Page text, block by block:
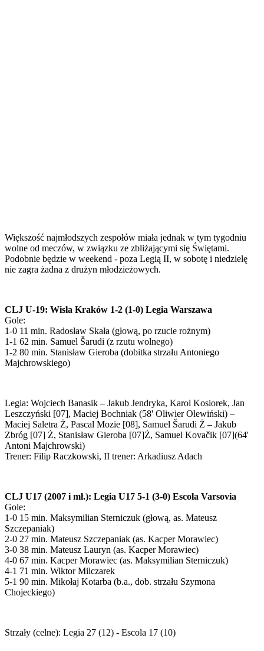
Większość najmłodszych zespołów miała jednak w tym tygodniu
wolne od meczów, w związku ze zbliżającymi się Świętami.
Podobnie będzie w weekend - poza Legią II, w sobotę i niedzielę
nie zagra żadna z drużyn młodzieżowych.
CLJ U-19: Wisła Kraków 1-2 (1-0) Legia Warszawa
Gole:
1-0 11 min. Radosław Skała (głową, po rzucie rożnym)
1-1 62 min. Samuel Šarudi (z rzutu wolnego)
1-2 80 min. Stanisław Gieroba (dobitka strzału Antoniego
Majchrowskiego)
Legia: Wojciech Banasik – Jakub Jendryka, Karol Kosiorek, Jan
Leszczyński [07], Maciej Bochniak (58' Oliwier Olewiński) –
Maciej Saletra Ż, Pascal Mozie [08], Samuel Šarudi Ż – Jakub
Zbróg [07] Ż, Stanisław Gieroba [07]Ż, Samuel Kovačik [07](64'
Antoni Majchrowski)
Trener: Filip Raczkowski, II trener: Arkadiusz Adach
CLJ U17 (2007 i mł.): Legia U17 5-1 (3-0) Escola Varsovia
Gole:
1-0 15 min. Maksymilian Sterniczuk (głową, as. Mateusz
Szczepaniak)
2-0 27 min. Mateusz Szczepaniak (as. Kacper Morawiec)
3-0 38 min. Mateusz Lauryn (as. Kacper Morawiec)
4-0 67 min. Kacper Morawiec (as. Maksymilian Sterniczuk)
4-1 71 min. Wiktor Milczarek
5-1 90 min. Mikołaj Kotarba (b.a., dob. strzału Szymona
Chojeckiego)
Strzały (celne): Legia 27 (12) - Escola 17 (10)